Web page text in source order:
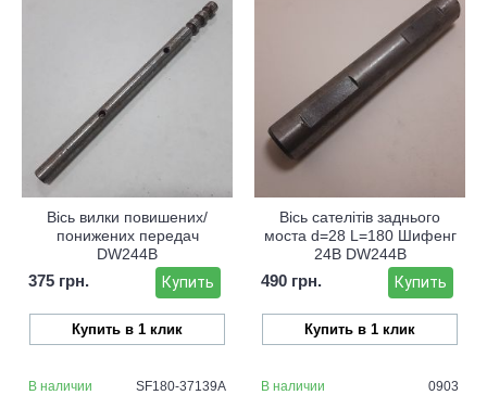
Вісь вилки повишених/
понижених передач
DW244B
375 грн. Купить
Купить в 1 клик
Вісь сателітів заднього
моста d=28 L=180 Шифенг
24В DW244B
490 грн. Купить
Купить в 1 клик
В наличии SF180-37139A В наличии 0903